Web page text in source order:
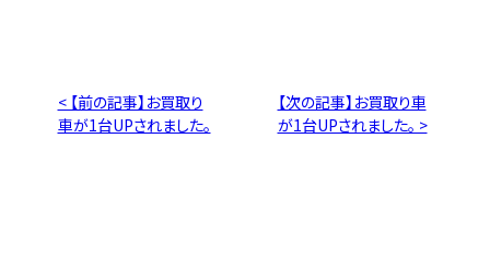
< 【前の記事】お買取り
車が1台UPされました。
【次の記事】お買取り車
が1台UPされました。 >